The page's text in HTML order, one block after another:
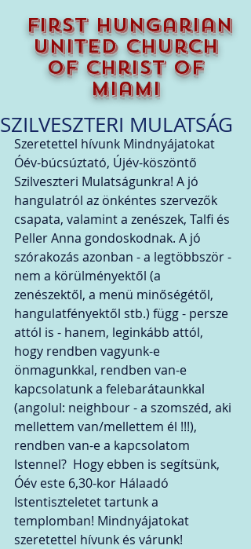
first hungarian
united church
of christ of
miami
SZILVESZTERI MULATSÁG
Szeretettel hívunk Mindnyájatokat
Óév-búcsúztató, Újév-köszöntő
Szilveszteri Mulatságunkra! A jó
hangulatról az önkéntes szervezők
csapata, valamint a zenészek, Talfi és
Peller Anna gondoskodnak. A jó
szórakozás azonban - a legtöbbször -
nem a körülményektől (a
zenészektől, a menü minőségétől,
hangulatfényektől stb.) függ - persze
attól is - hanem, leginkább attól,
hogy rendben vagyunk-e
önmagunkkal, rendben van-e
kapcsolatunk a felebarátaunkkal
(angolul: neighbour - a szomszéd, aki
mellettem van/mellettem él !!!),
rendben van-e a kapcsolatom
Istennel?  Hogy ebben is segítsünk,
Óév este 6,30-kor Hálaadó
Istentiszteletet tartunk a
templomban! Mindnyájatokat
szeretettel hívunk és várunk!